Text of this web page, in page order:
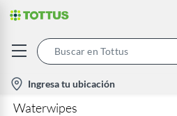
location-
icon
Ingresa tu ubicación
Waterwipes